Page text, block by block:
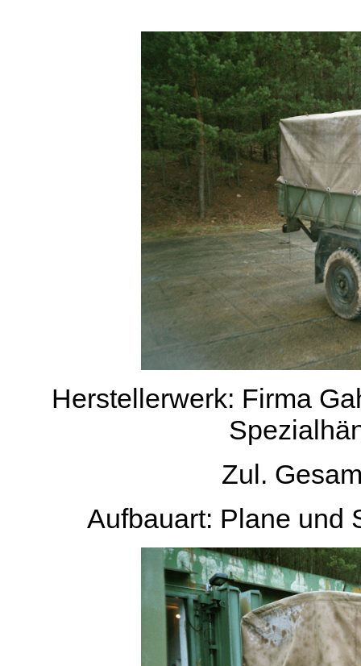
Herstellerwerk: Firma
Zul.
Aufbauart: Plane und